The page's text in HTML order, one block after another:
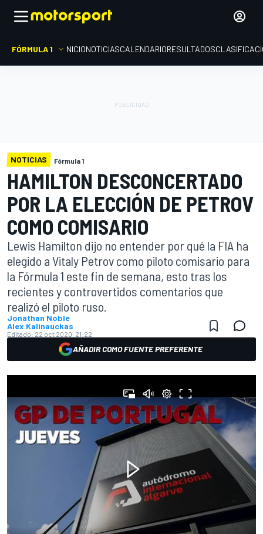
FÓRMULA 1 INICIONOTICIASCALENDARIORESULTADOS
NOTICIAS Fórmula 1
HAMILTON DESCONCERTADO
POR LA ELECCIÓN DE PETROV
COMO COMISARIO
Lewis Hamilton dijo no entender por qué la FIA ha
elegido a Vitaly Petrov como piloto comisario para
la Fórmula 1 este fin de semana, esto tras los
recientes y controvertidos comentarios que
realizó el piloto ruso.
Jonathan Noble
Alex Kalinauckas
Editado: 22 oct 2020, 21:22
AÑADIR COMO FUENTE PREFERENTE